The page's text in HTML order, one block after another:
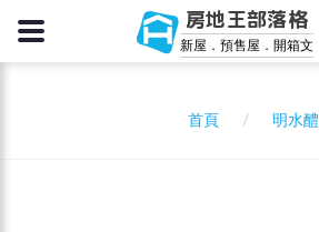
房地王部落格
新屋．預售屋．開箱文
首頁 明水醴